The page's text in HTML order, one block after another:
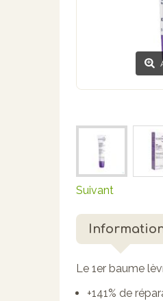
Suivant
Le 1er baume
+141% de